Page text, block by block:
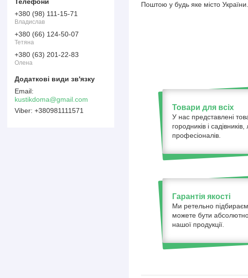
Поштою у будь яке місто України.
Товари для всіх
У нас представлені
городників і
професіоналів.
Гарантія якості
Ми ретельно
можете бути абсолютно
нашої продукції.
+380 (98) 111-15-71
Владислав
+380 (66) 124-50-07
Тетяна
+380 (63) 201-22-83
Олена
kustikdoma@gmail.com
+380981111571